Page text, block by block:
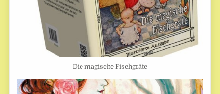
Die magische Fischgräte